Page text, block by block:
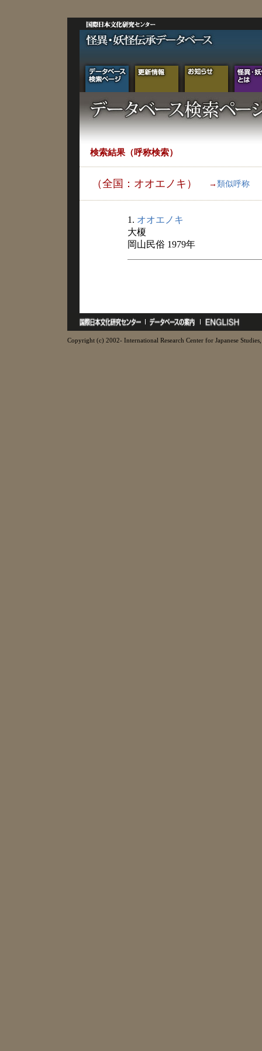
検索結果（呼称検索）
（全国：オオエノキ） → 類似呼称
1. オオエノキ
大榎
岡山民俗 1979年
Copyright (c) 2002- International Research Center for Japanese